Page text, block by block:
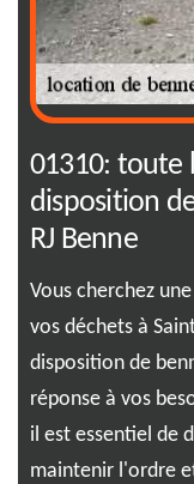
01310: toute
disposition
RJ Benne
Vous cherchez
vos déchets à
disposition de
réponse à vos
il est essentiel de
maintenir l'ordre